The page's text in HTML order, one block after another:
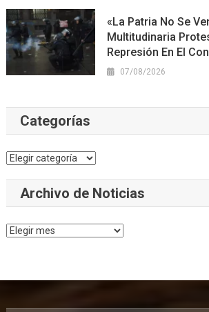
«La Patria No Se
Multitudinaria
Represión En El
07/08/2026
Categorías
Categorías
Archivo de Noticias
Archivo